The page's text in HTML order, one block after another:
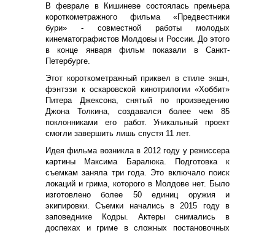
В феврале в Кишиневе состоялась премьера
короткометражного фильма «Предвестники
бури» - совместной работы молодых
кинематографистов Молдовы и России. До этого
в конце января фильм показали в Санкт-
Петербурге.
Этот короткометражный приквел в стиле экшн,
фэнтэзи к оскаровской кинотрилогии «Хоббит»
Питера Джексона, снятый по произведению
Джона Толкина, создавался более чем 85
поклонниками его работ. Уникальный проект
смогли завершить лишь спустя 11 лет.
Идея фильма возникла в 2012 году у режиссера
картины Максима Баралюка. Подготовка к
съемкам заняла три года. Это включало поиск
локаций и грима, которого в Молдове нет. Было
изготовлено более 50 единиц оружия и
экипировки. Съемки начались в 2015 году в
заповеднике Кодры. Актеры снимались в
доспехах и гриме в сложных постановочных